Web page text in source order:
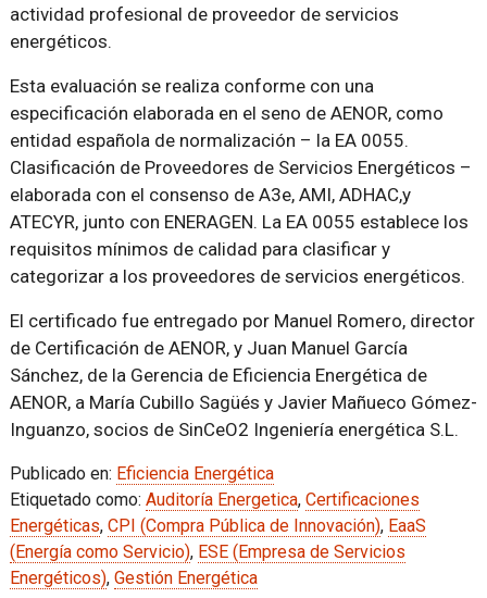
actividad profesional de proveedor de servicios
energéticos.
Esta evaluación se realiza conforme con una
especificación elaborada en el seno de AENOR, como
entidad española de normalización – la EA 0055.
Clasificación de Proveedores de Servicios Energéticos –
elaborada con el consenso de A3e, AMI, ADHAC,y
ATECYR, junto con ENERAGEN. La EA 0055 establece los
requisitos mínimos de calidad para clasificar y
categorizar a los proveedores de servicios energéticos.
El certificado fue entregado por Manuel Romero, director
de Certificación de AENOR, y Juan Manuel García
Sánchez, de la Gerencia de Eficiencia Energética de
AENOR, a María Cubillo Sagüés y Javier Mañueco Gómez-
Inguanzo, socios de SinCeO2 Ingeniería energética S.L.
Publicado en: Eficiencia Energética
Etiquetado como: Auditoría Energetica, Certificaciones
Energéticas, CPI (Compra Pública de Innovación), EaaS
(Energía como Servicio), ESE (Empresa de Servicios
Energéticos), Gestión Energética